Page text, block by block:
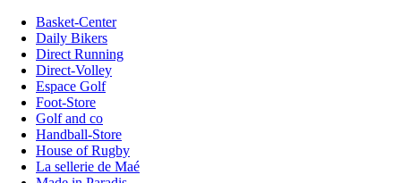
Basket-Center
Daily Bikers
Direct Running
Direct-Volley
Espace Golf
Foot-Store
Golf and co
Handball-Store
House of Rugby
La sellerie de Maé